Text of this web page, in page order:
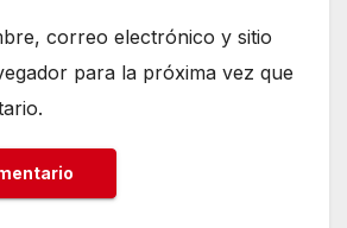
correo electrónico y sitio
para la próxima vez que